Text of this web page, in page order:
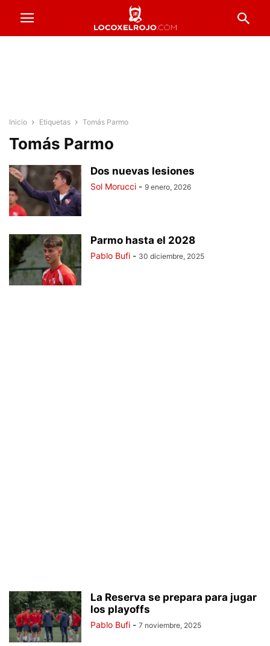
Inicio Etiquetas Tomás Parmo
Tomás Parmo
Dos nuevas lesiones
Sol Morucci - 9 enero, 2026
Parmo hasta el 2028
Pablo Bufi - 30 diciembre, 2025
La Reserva se prepara para jugar
los playoffs
Pablo Bufi - 7 noviembre, 2025